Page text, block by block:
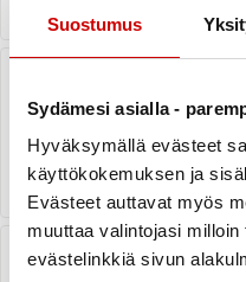
Suostumus
Sydämesi asialla -
Hyväksymällä evästeet
käyttökokemuksen ja
Evästeet auttavat myös
muuttaa valintojasi
evästelinkkiä sivun
LUE UUTINEN
Suupohjassa juhlitaan -
Sydänyhdistys 50 vuotta